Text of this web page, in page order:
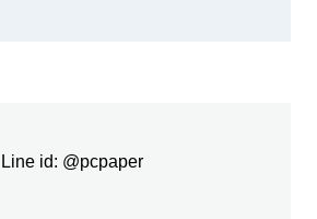
Line id: @pcpaper